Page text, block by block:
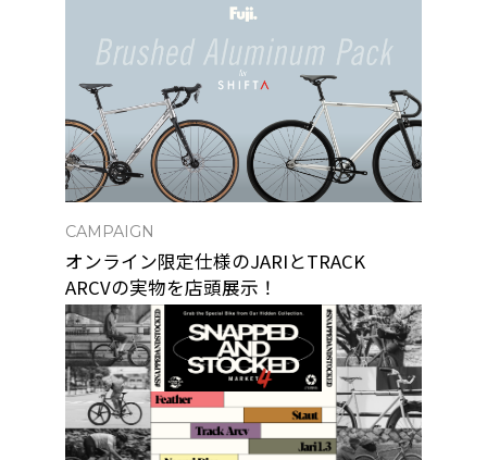
CAMPAIGN
オンライン限定仕様のJARIとTRACK
ARCVの実物を店頭展示！